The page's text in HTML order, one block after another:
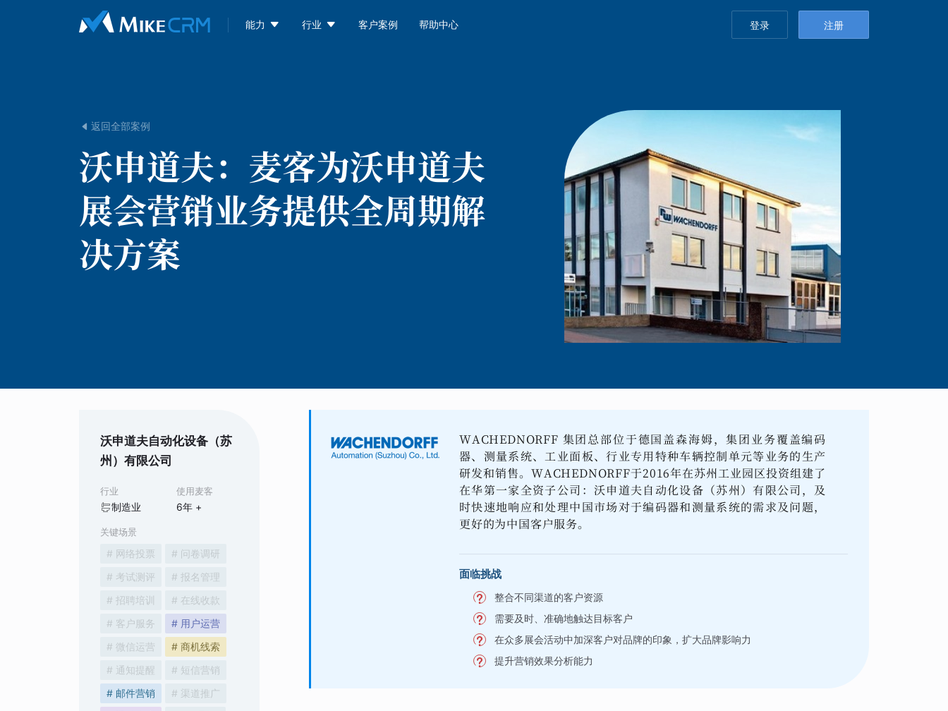
能力  行业  客户案例 帮助中心 登录 注册
 返回全部案例
沃申道夫： 麦客为沃申道夫
展会营销业务提供全周期解
决方案
沃申道夫自动化设备（苏
州）有限公司
行业
制造业
使用麦客
6年 +
关键场景
# 网络投票
# 问卷调研
# 考试测评
# 报名管理
# 招聘培训
# 在线收款
# 客户服务
# 用户运营
# 微信运营
# 商机线索
# 通知提醒
# 短信营销
# 邮件营销
# 渠道推广
WACHEDNORFF 集团总部位于德国盖森海姆，集团业务覆盖编码
器、测量系统、工业面板、行业专用特种车辆控制单元等业务的生产
研发和销售。WACHEDNORFF于2016年在苏州工业园区投资组建了
在华第一家全资子公司：沃申道夫自动化设备（苏州）有限公司，及
时快速地响应和处理中国市场对于编码器和测量系统的需求及问题，
更好的为中国客户服务。
面临挑战
整合不同渠道的客户资源
需要及时、准确地触达目标客户
在众多展会活动中加深客户对品牌的印象，扩大品牌影响力
提升营销效果分析能力